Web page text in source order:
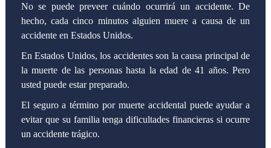
No se puede preveer cuándo ocurrirá un accidente. De
hecho, cada cinco minutos alguien muere a causa de un
accidente en Estados Unidos.
En Estados Unidos, los accidentes son la causa principal de
la muerte de las personas hasta la edad de 41 años. Pero
usted puede estar preparado.
El seguro a término por muerte accidental puede ayudar a
evitar que su familia tenga dificultades financieras si ocurre
un accidente trágico.